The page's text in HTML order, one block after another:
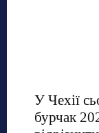
У Чехії
бурчак